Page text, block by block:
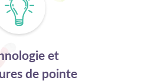
et
de pointe